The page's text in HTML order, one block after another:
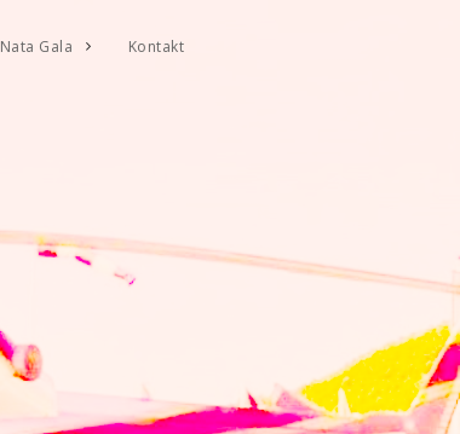
Nata Gala Kontakt